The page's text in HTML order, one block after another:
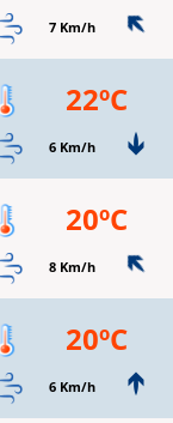
7 Km/h
22ºC
6 Km/h
20ºC
8 Km/h
20ºC
6 Km/h